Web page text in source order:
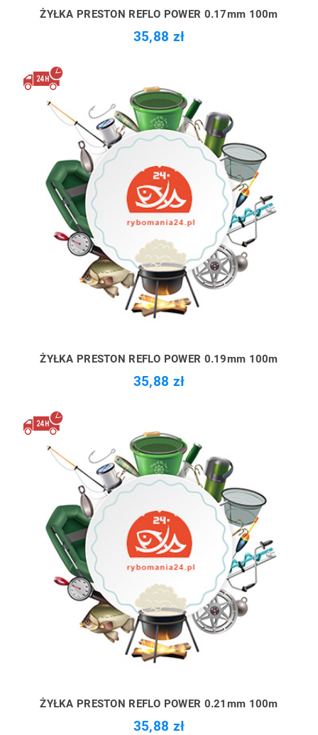
ŻYŁKA PRESTON REFLO POWER 0.17mm 100m
35,88 zł
ŻYŁKA PRESTON REFLO POWER 0.19mm 100m
35,88 zł
ŻYŁKA PRESTON REFLO POWER 0.21mm 100m
35,88 zł